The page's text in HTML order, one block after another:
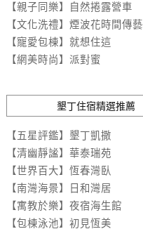
【親子同樂】自然捲露營車
【文化洗禮】煙波花時間傳藝
【寵愛包棟】就想住這
【網美時尚】派對蜜
墾丁住宿精選推薦
【五星評鑑】墾丁凱撒
【清幽靜謐】華泰瑞苑
【世界百大】恆春灣臥
【南灣海景】日和灣居
【寓教於樂】夜宿海生館
【包棟泳池】初見恆美